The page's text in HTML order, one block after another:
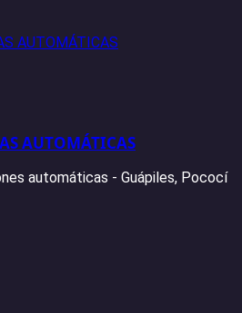
AUTOMÁTICAS
automáticas - Guápiles, Pococí